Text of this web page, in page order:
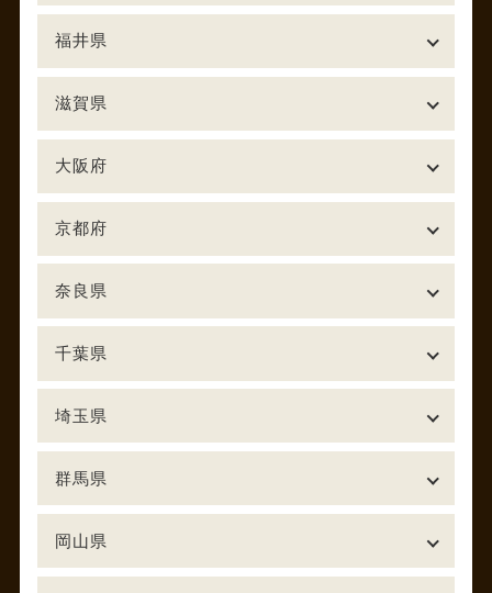
福井県
滋賀県
大阪府
京都府
奈良県
千葉県
埼玉県
群馬県
岡山県